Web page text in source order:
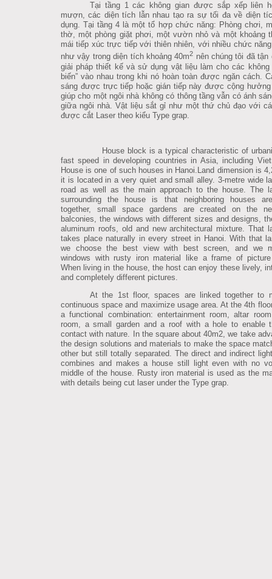
Tại tầng 1 các không gian được sắp xếp liên
mượn, các diện tích lẫn nhau tạo ra sự tối đa về diện
dụng. Tại tầng 4 là một tổ hợp chức năng: Phòng chơi,
thờ, một phòng giặt phơi, một vườn nhỏ và một khoảng
mái tiếp xúc trực tiếp với thiên nhiên, với nhiều chức
như vậy trong diện tích khoảng 40m2 nên chúng tôi đã tận
giải pháp thiết kế và sử dụng vật liệu làm cho các không
biến” vào nhau trong khi nó hoàn toàn được ngăn cách.
sáng được trực tiếp hoặc gián tiếp này được cộng hưởng
giúp cho một ngôi nhà không có thông tầng vẫn có ánh
giữa ngôi nhà. Vật liệu sắt gỉ như một thứ chủ đạo với
được cắt Laser theo kiểu Type grap.
House block is a typical characteristic of
fast speed in developing countries in Asia, including
House is one of such houses in Hanoi.Land dimension is
it is located in a very quiet and small alley. 3-metre wide
road as well as the main approach to the house. The
surrounding the house is that neighboring houses
together, small space gardens are created on the
balconies, the windows with different sizes and designs,
aluminum roofs, old and new architectural mixture. That
takes place naturally in every street in Hanoi. With that
we choose the best view with best screen, and we
windows with rusty iron material like a frame of
When living in the house, the host can enjoy these lively,
and completely different pictures.
At the 1st floor, spaces are linked together to
continuous space and maximize usage area. At the 4th
a functional combination: entertainment room, altar
room, a small garden and a roof with a hole to enable
contact with nature. In the square about 40m2, we take
the design solutions and materials to make the space
other but still totally separated. The direct and indirect
combines and makes a house still light even with no
middle of the house. Rusty iron material is used as the
with details being cut laser under the Type grap.